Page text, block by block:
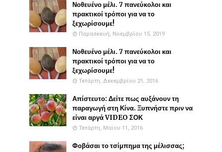
Νοθευένο μέλι. 7 πανεύκολοι και
πρακτικοί τρόποι για να το
ξεχωρίσουμε!
Παρασκευή, Νοεμβρίου 15, 2019
Νοθευένο μέλι. 7 πανεύκολοι και
πρακτικοί τρόποι για να το
ξεχωρίσουμε!
Τετάρτη, Δεκεμβρίου 21, 2016
Απίστευτο: Δείτε πως αυξάνουν τη
παραγωγή στη Κίνα. Ξυπνήστε πριν να
είναι αργά VIDEO ΣΟΚ
Τετάρτη, Μαΐου 11, 2016
Φοβάσαι το τσίμπημα της μέλισσας;